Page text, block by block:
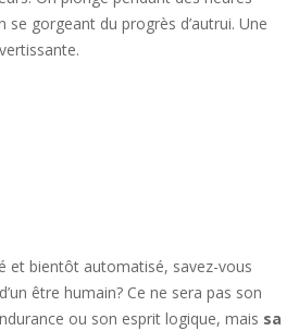
se gorgeant du progrès d’autrui. Une
et bientôt automatisé, savez-vous
être humain? Ce ne sera pas son
ou son esprit logique, mais sa